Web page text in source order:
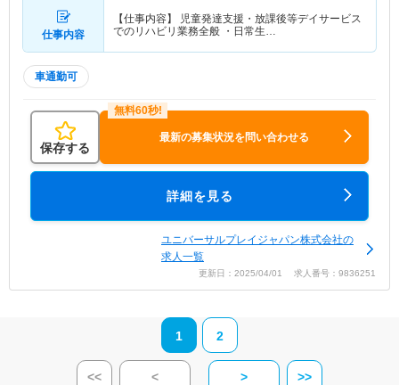
仕事内容
【仕事内容】 児童発達支援・放課後等デイサービス
でのリハビリ業務全般 ・日常生…
車通勤可
保存する
最新の募集状況を問い合わせる
詳細を見る
ユニバーサルプレイジャパン株式会社の
求人一覧
更新日：2025/04/01 求人番号：9836251
1 2
<< < > >>